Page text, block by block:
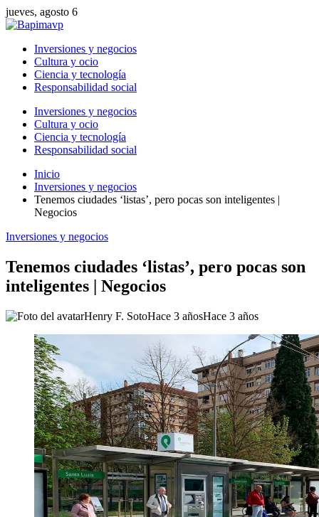
jueves, agosto 6
Inversiones y negocios
Cultura y ocio
Ciencia y tecnología
Responsabilidad social
Inversiones y negocios
Cultura y ocio
Ciencia y tecnología
Responsabilidad social
Inicio
Inversiones y negocios
Tenemos ciudades ‘listas’, pero pocas son inteligentes |
Negocios
Inversiones y negocios
Tenemos ciudades ‘listas’, pero pocas son
inteligentes | Negocios
Henry F. SotoHace 3 añosHace 3 años